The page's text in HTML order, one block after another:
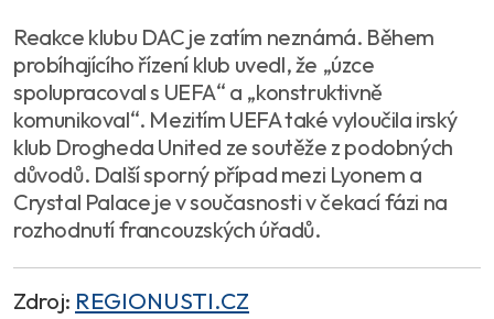
Reakce klubu DAC je zatím neznámá. Během
probíhajícího řízení klub uvedl, že „úzce
spolupracoval s UEFA“ a „konstruktivně
komunikoval“. Mezitím UEFA také vyloučila irský
klub Drogheda United ze soutěže z podobných
důvodů. Další sporný případ mezi Lyonem a
Crystal Palace je v současnosti v čekací fázi na
rozhodnutí francouzských úřadů.
Zdroj: REGIONUSTI.CZ